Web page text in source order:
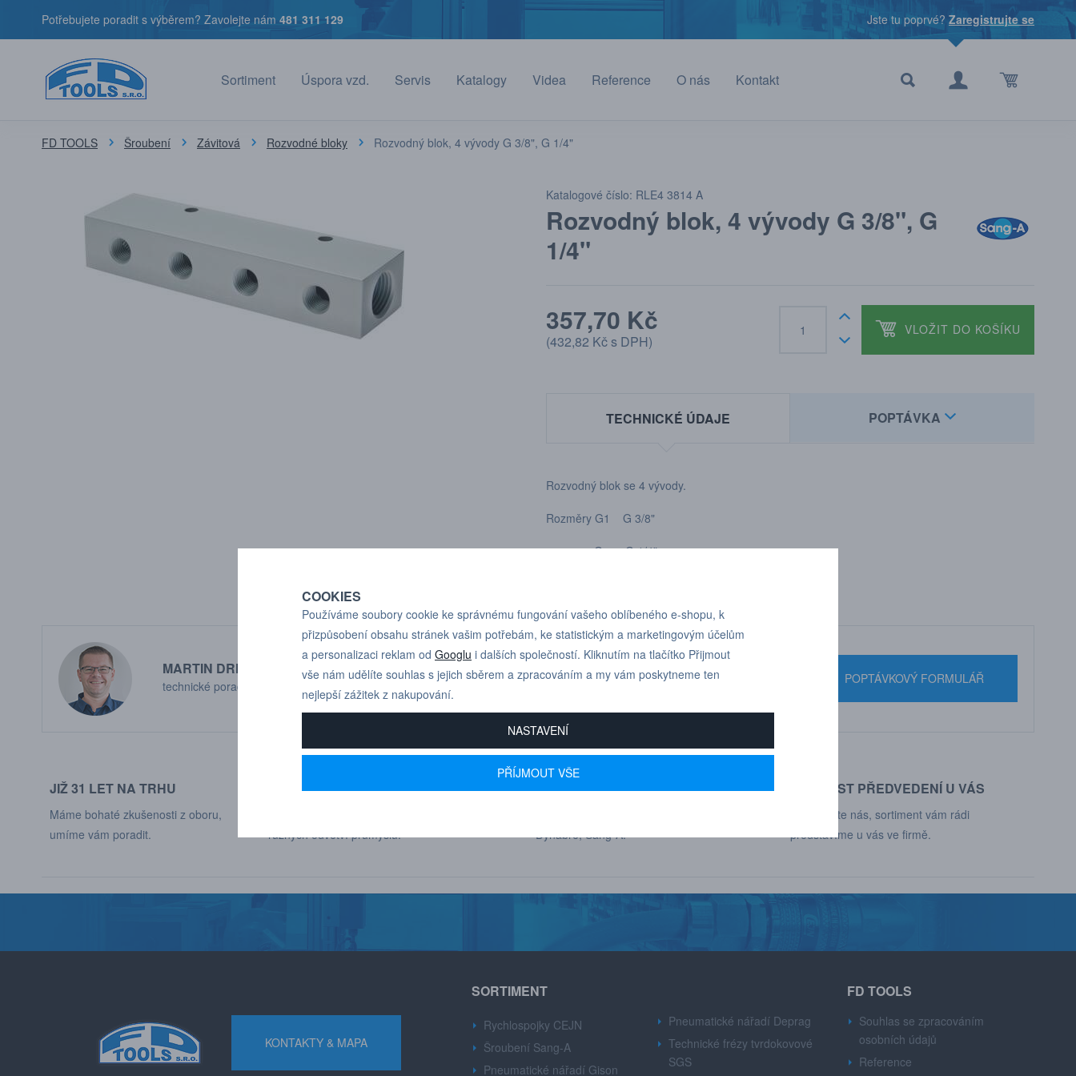
Potřebujete poradit s výběrem? Zavolejte nám 481 311 129 Jste tu poprvé? Zaregistrujte se
Sortiment Úspora vzd. Servis Katalogy Videa Reference O nás Kontakt
FD TOOLS Šroubení Závitová Rozvodné bloky Rozvodný blok, 4 vývody G 3/8", G 1/4"
Katalogové číslo: RLE4 3814 A
Rozvodný blok, 4 vývody G 3/8", G
1/4"
357,70 Kč
(432,82 Kčs DPH)
VLOŽIT DO KOŠÍKU
TECHNICKÉ ÚDAJE POPTÁVKA
Rozvodný blok se 4 vývody.
Rozměry G1 G 3/8"
G G 1/4"
MARTIN DRHOLEC
technické poradenství
Pro technické dotazy
nebo poptávky volejte
+420 731 517 942 POPTÁVKOVÝ FORMULÁŘ
JIŽ 31 LET NA TRHU
Máme bohaté zkušenosti z oboru,
umíme vám poradit.
DODÁVÁME DO 600+ FIREM
různých odvětví průmyslu.
AUTORIZOVANÝ DEALER
Dynabre, Sang-A.
MOŽNOST PŘEDVEDENÍ U VÁS
Kontaktujte nás, sortiment vám rádi
představíme u vás ve firmě.
SORTIMENT
Rychlospojky CEJN
Šroubení Sang-A
Pneumatické nářadí Gison
Pneumatické nářadí Deprag
Technické frézy tvrdokovové
SGS
FD TOOLS
Souhlas se zpracováním
osobních údajů
Reference
KONTAKTY & MAPA
COOKIES
Používáme soubory cookie ke správnému fungování vašeho oblíbeného e-shopu, k
přizpůsobení obsahu stránek vašim potřebám, ke statistickým a marketingovým účelům
a personalizaci reklam od Googlu i dalších společností. Kliknutím na tlačítko Přijmout
vše nám udělíte souhlas s jejich sběrem a zpracováním a my vám poskytneme ten
nejlepší zážitek z nakupování.
NASTAVENÍ
PŘÍJMOUT VŠE